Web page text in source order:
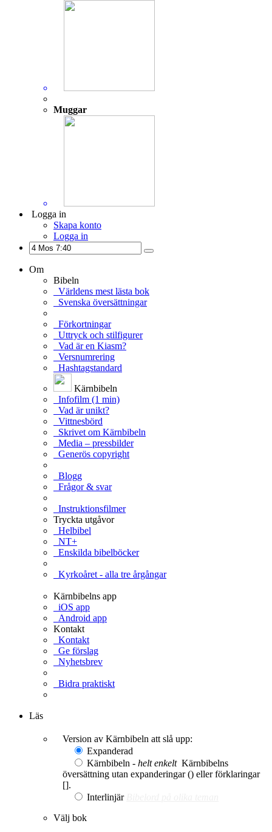
Muggar
Logga in
Skapa konto
Logga in
Om
Bibeln
Världens mest lästa bok
Svenska översättningar
Förkortningar
Uttryck och stilfigurer
Vad är en Kiasm?
Versnumrering
Hashtagstandard
Kärnbibeln
Infofilm (1 min)
Vad är unikt?
Vittnesbörd
Skrivet om Kärnbibeln
Media – pressbilder
Generös copyright
Blogg
Frågor & svar
Instruktionsfilmer
Tryckta utgåvor
Helbibel
NT+
Enskilda bibelböcker
Kyrkoåret - alla tre årgångar
Kärnbibelns app
iOS app
Android app
Kontakt
Kontakt
Ge förslag
Nyhetsbrev
Bidra praktiskt
Läs
Version av Kärnbibeln att slå upp:
Expanderad
Kärnbibeln - helt enkelt Kärnbibelns
översättning utan expanderingar () eller förklaringar
[].
Interlinjär
Välj bok